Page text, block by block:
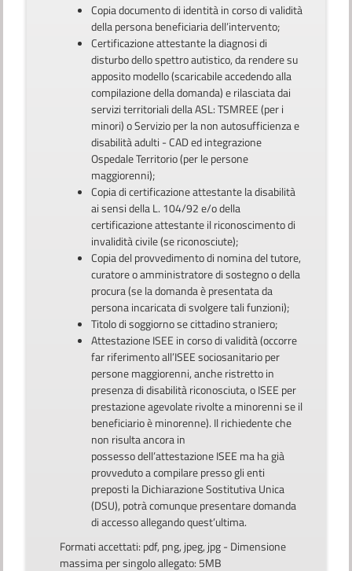
Copia documento di identità in corso di validità
della persona beneficiaria dell’intervento;
Certificazione attestante la diagnosi di
disturbo dello spettro autistico, da rendere su
apposito modello (scaricabile accedendo alla
compilazione della domanda) e rilasciata dai
servizi territoriali della ASL: TSMREE (per i
minori) o Servizio per la non autosufficienza e
disabilità adulti - CAD ed integrazione
Ospedale Territorio (per le persone
maggiorenni);
Copia di certificazione attestante la disabilità
ai sensi della L. 104/92 e/o della
certificazione attestante il riconoscimento di
invalidità civile (se riconosciute);
Copia del provvedimento di nomina del tutore,
curatore o amministratore di sostegno o della
procura (se la domanda è presentata da
persona incaricata di svolgere tali funzioni);
Titolo di soggiorno se cittadino straniero;
Attestazione ISEE in corso di validità (occorre
far riferimento all’ISEE sociosanitario per
persone maggiorenni, anche ristretto in
presenza di disabilità riconosciuta, o ISEE per
prestazione agevolate rivolte a minorenni se il
beneficiario è minorenne). Il richiedente che
non risulta ancora in
possesso dell’attestazione ISEE ma ha già
provveduto a compilare presso gli enti
preposti la Dichiarazione Sostitutiva Unica
(DSU), potrà comunque presentare domanda
di accesso allegando quest’ultima.
Formati accettati: pdf, png, jpeg, jpg - Dimensione
massima per singolo allegato: 5MB